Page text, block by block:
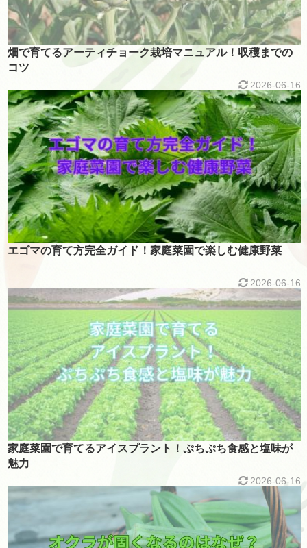
畑で育てるアーティチョーク栽培マニュアル！収穫までの
コツ
2026-06-16
エゴマの育て方完全ガイド！家庭菜園で楽しむ健康野菜
2026-06-16
家庭菜園で育てるアイスプラント！ぷちぷち食感と塩味が
魅力
2026-06-16